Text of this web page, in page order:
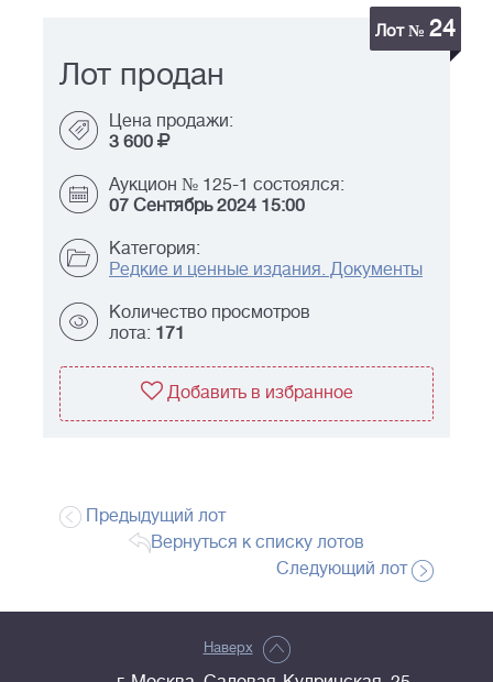
Лот № 24
Лот продан
Цена продажи:
3 600
Аукцион № 125-1 состоялся:
07 Сентябрь 2024 15:00
Категория:
Редкие и ценные издания. Документы
Количество просмотров
лота: 171
Добавить в избранное
Предыдущий лот
Вернуться к списку лотов
Следующий лот
Наверх